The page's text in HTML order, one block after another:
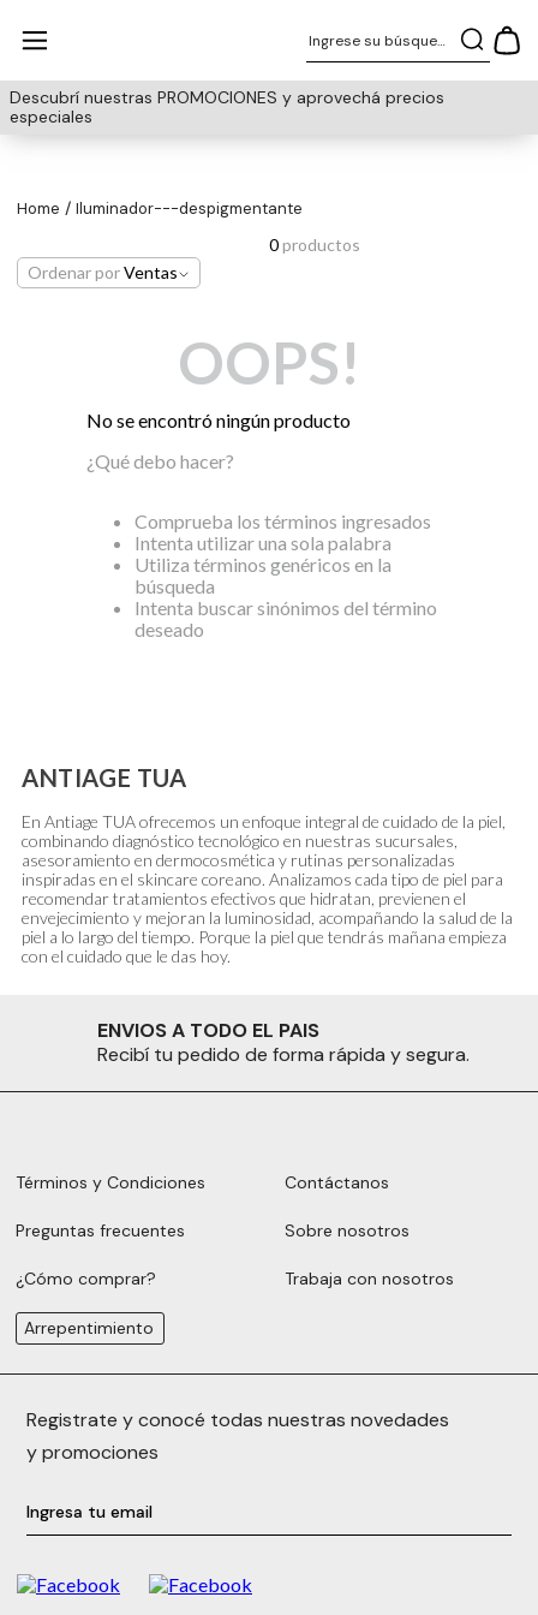
Ingrese su búsqueda
Descubrí nuestras PROMOCIONES y aprovechá precios
especiales
iluminador---despigmentante
0productos
Ordenar porVentas
OOPS!
No se encontró ningún producto
¿Qué debo hacer?
Comprueba los términos ingresados
Intenta utilizar una sola palabra
Utiliza términos genéricos en la
búsqueda
Intenta buscar sinónimos del término
deseado
ANTIAGE TUA
En Antiage TUA ofrecemos un enfoque integral de cuidado de la piel,
combinando diagnóstico tecnológico en nuestras sucursales,
asesoramiento en dermocosmética y rutinas personalizadas
inspiradas en el skincare coreano. Analizamos cada tipo de piel para
recomendar tratamientos efectivos que hidratan, previenen el
envejecimiento y mejoran la luminosidad, acompañando la salud de la
piel a lo largo del tiempo. Porque la piel que tendrás mañana empieza
con el cuidado que le das hoy.
ENVIOS A TODO EL PAIS
Recibí tu pedido de forma rápida y segura.
Términos y Condiciones
Preguntas frecuentes
¿Cómo comprar?
Arrepentimiento
Contáctanos
Sobre nosotros
Trabaja con nosotros
Registrate y conocé todas nuestras novedades
y promociones